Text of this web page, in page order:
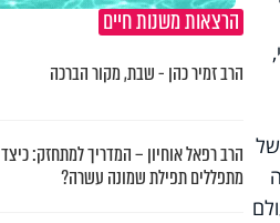
הרצאות משנות חיים
הרב זמיר כהן - שבת, מקור הברכה
הרב רפאל אוחיון – המדריך למתחזק: כיצד
מתפללים תפילת שמונה עשרה?